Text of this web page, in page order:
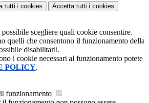
tutti i cookies Accetta tutti i cookies
possibile scegliere quali cookie consentire.
quelli che consentono il funzionamento della
disabilitarli.
i cookie necessari al funzionamento potete
POLICY.
funzionamento